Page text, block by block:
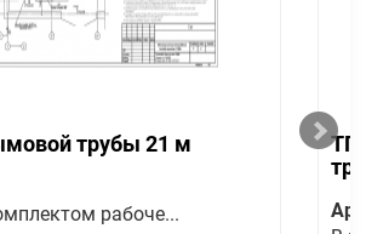
трубы 21 м
рабоче...
ТП